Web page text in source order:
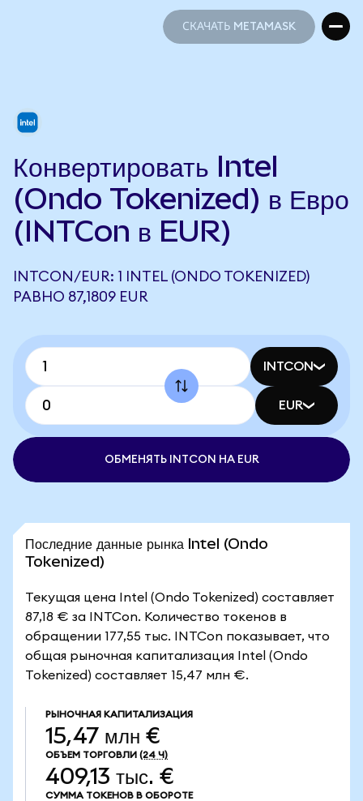
СКАЧАТЬ METAMASK
Конвертировать Intel
(Ondo Tokenized) в Евро
(INTCon в EUR)
INTCON/EUR: 1 INTEL (ONDO TOKENIZED)
РАВНО 87,1809 EUR
INTCON
EUR
ОБМЕНЯТЬ INTCON НА EUR
Последние данные рынка Intel (Ondo
Tokenized)
Текущая цена Intel (Ondo Tokenized) составляет
87,18 € за INTCon. Количество токенов в
обращении 177,55 тыс. INTCon показывает, что
общая рыночная капитализация Intel (Ondo
Tokenized) составляет 15,47 млн €.
РЫНОЧНАЯ КАПИТАЛИЗАЦИЯ
15,47 млн €
ОБЪЕМ ТОРГОВЛИ (24 Ч)
409,13 тыс. €
СУММА ТОКЕНОВ В ОБОРОТЕ